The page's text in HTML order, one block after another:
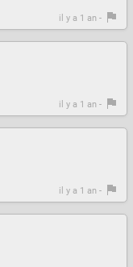
il y a 1 an -
il y a 1 an -
il y a 1 an -